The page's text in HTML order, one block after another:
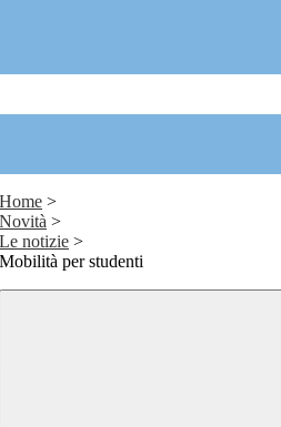
Home >
Novità >
Le notizie >
Mobilità per studenti